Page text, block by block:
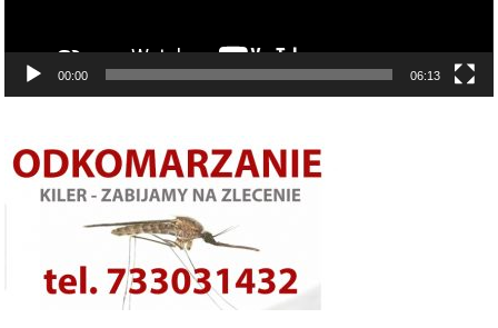
00:00 06:13